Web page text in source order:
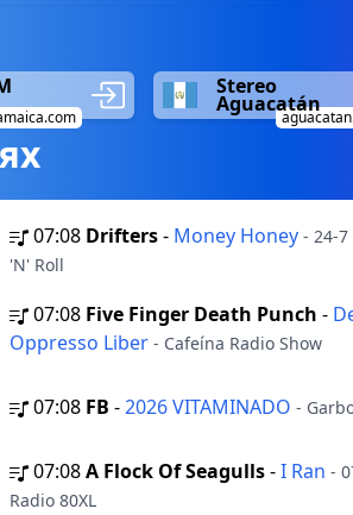
Stereo
Aguacatán
07:08 Drifters- Money Honey - 24-7
'N' Roll
07:08 Five Finger Death Punch -
Oppresso Liber - Cafeína Radio Show
07:08 FB -2026 VITAMINADO -
07:08A Flock Of Seagulls-I Ran -
Radio 80XL